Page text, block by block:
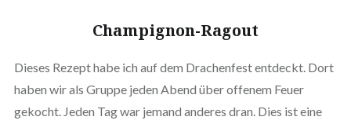
Champignon-Ragout
Dieses Rezept habe ich auf dem Drachenfest entdeckt. Dort
haben wir als Gruppe jeden Abend über offenem Feuer
gekocht. Jeden Tag war jemand anderes dran. Dies ist eine